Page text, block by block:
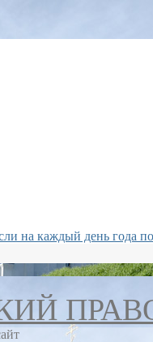
на каждый день года